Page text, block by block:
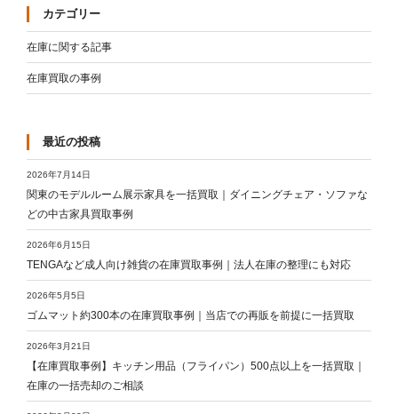
カテゴリー
在庫に関する記事
在庫買取の事例
最近の投稿
関東のモデルルーム展示家具を一括買取｜ダイニングチェア・ソファな
どの中古家具買取事例
2026年7月14日
TENGAなど成人向け雑貨の在庫買取事例｜法人在庫の整理にも対応
2026年6月15日
ゴムマット約300本の在庫買取事例｜当店での再販を前提に一括買取
2026年5月5日
【在庫買取事例】キッチン用品（フライパン）500点以上を一括買取｜
在庫の一括売却のご相談
2026年3月21日